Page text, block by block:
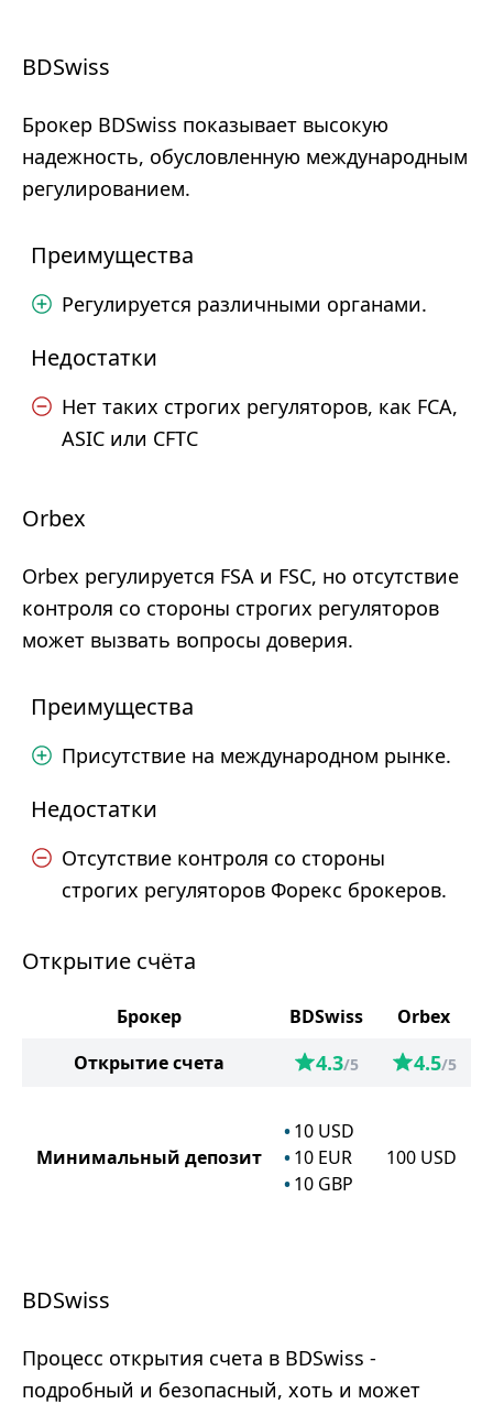
BDSwiss
Брокер BDSwiss показывает высокую
надежность, обусловленную международным
регулированием.
Преимущества
Регулируется различными органами.
Недостатки
Нет таких строгих регуляторов, как FCA,
ASIC или CFTC
Orbex
Orbex регулируется FSA и FSC, но отсутствие
контроля со стороны строгих регуляторов
может вызвать вопросы доверия.
Преимущества
Присутствие на международном рынке.
Недостатки
Отсутствие контроля со стороны
строгих регуляторов Форекс брокеров.
Открытие счёта
Брокер BDSwiss
Orbex
Открытие счета
4.3/5 4.5/5
Минимальный депозит
10 USD
10 EUR
10 GBP
100 USD
BDSwiss
Процесс открытия счета в BDSwiss -
подробный и безопасный, хоть и может